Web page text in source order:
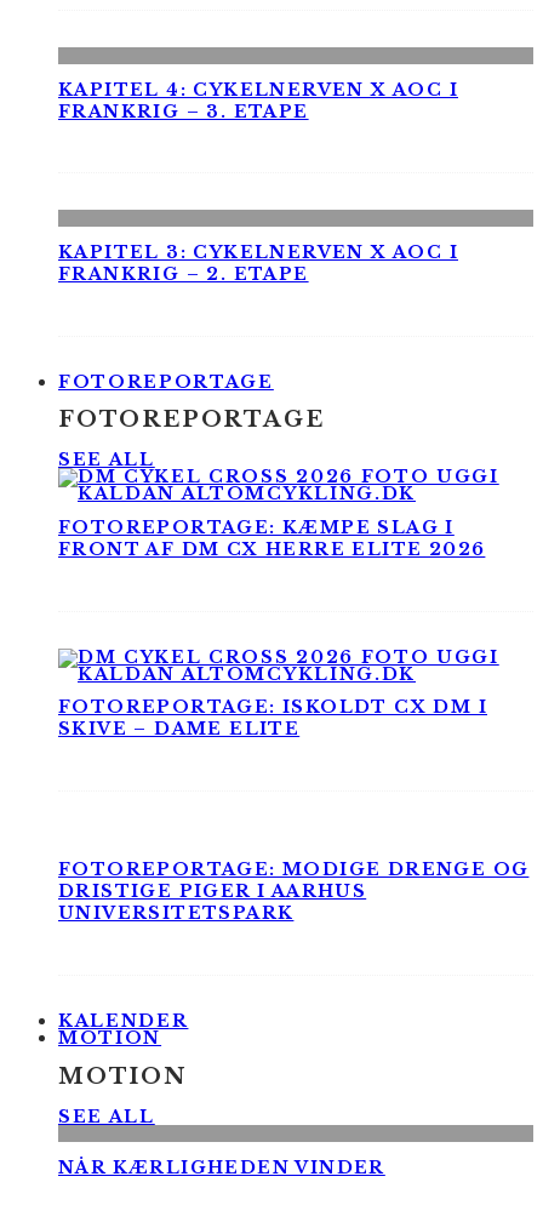
KAPITEL 4: CYKELNERVEN X AOC I
FRANKRIG – 3. ETAPE
KAPITEL 3: CYKELNERVEN X AOC I
FRANKRIG – 2. ETAPE
FOTOREPORTAGE
FOTOREPORTAGE
SEE ALL
FOTOREPORTAGE: KÆMPE SLAG I
FRONT AF DM CX HERRE ELITE 2026
FOTOREPORTAGE: ISKOLDT CX DM I
SKIVE – DAME ELITE
FOTOREPORTAGE: MODIGE DRENGE OG
DRISTIGE PIGER I AARHUS
UNIVERSITETSPARK
KALENDER
MOTION
MOTION
SEE ALL
NÅR KÆRLIGHEDEN VINDER